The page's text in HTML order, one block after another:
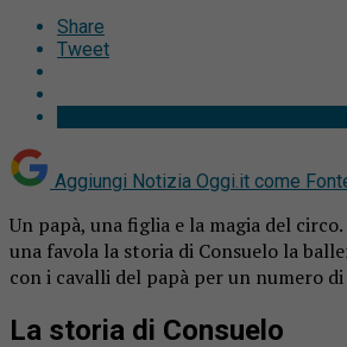
Share
Tweet
Aggiungi Notizia Oggi.it come
Un papà, una figlia e la magia del
una favola la storia di Consuelo la
con i cavalli del papà per un numero
La storia di Consuelo